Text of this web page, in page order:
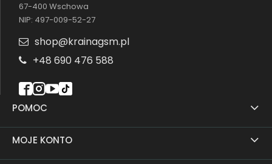
POMOC
MOJE KONTO
67-400 Wschowa
NIP: 497-009-52-27
shop@krainagsm.pl
+48 690 476 588